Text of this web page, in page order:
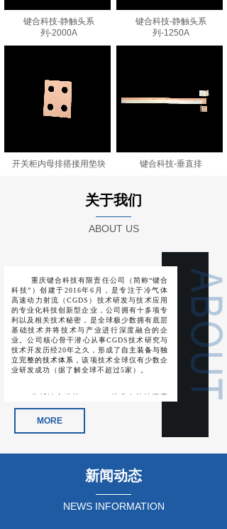
键合科技-静触头系
列-2000A
键合科技-静触头系
列-1250A
开关柜内⺟排搭接⽤垫块 键合科技-垂直排
关于我们
ABOUT US
重庆键合科技有限责任公司（简称“键合
科技”）创建于2016年6月，是专注于冷气体
高速动力射流（CGDS）技术研发与技术应用
的专业化科技创新型企业，公司拥有十多项专
利以及相关技术秘密，是全球极少数拥有底层
基础技术并将技术与产业进行深度融合的企
业。公司核心骨干潜心从事CGDS技术研究与
技术开发历经20年之久，形成了 自主装备与独
立完整的技术体系，该项技术全球仅有少数企
业研发成功（据了解全球不超过5家）。
依托键合科技，CGDS技术在持续探索
并不断深化技术应用，延展技术应用方向，并
在金属或非金属基体表面功能改性应用开发上
深度加工、基体材料与功能表面材料高强度结
铝过渡、铜铝搭接、铝材锡焊等问题，为此，
新材料开发、电力电子的热管理与功率器件的
MORE
新闻动态
NEWS INFORMATION